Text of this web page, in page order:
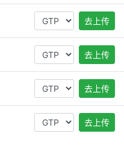
去上传
去上传
去上传
去上传